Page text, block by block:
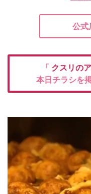
公式
「 クスリの
本日チラシを